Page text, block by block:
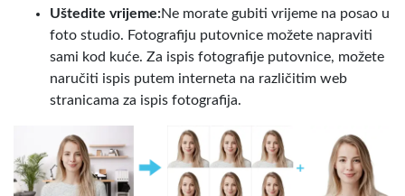
Uštedite vrijeme:Ne morate gubiti vrijeme na posao u
foto studio. Fotografiju putovnice možete napraviti
sami kod kuće. Za ispis fotografije putovnice, možete
naručiti ispis putem interneta na različitim web
stranicama za ispis fotografija.